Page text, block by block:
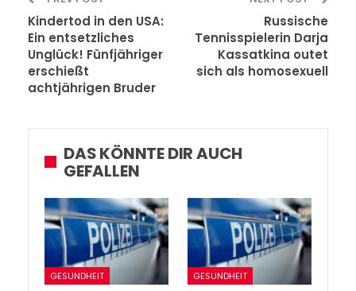
Kindertod in den USA:
Ein entsetzliches
Unglück! Fünfjähriger
erschießt
achtjährigen Bruder
Russische
Tennisspielerin Darja
Kassatkina outet
sich als homosexuell
DAS KÖNNTE DIR AUCH
GEFALLEN
GESUNDHEIT GESUNDHEIT